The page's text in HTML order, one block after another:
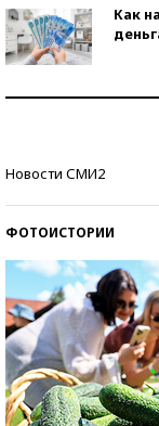
Как
Новости СМИ2
ФОТОИСТОРИИ